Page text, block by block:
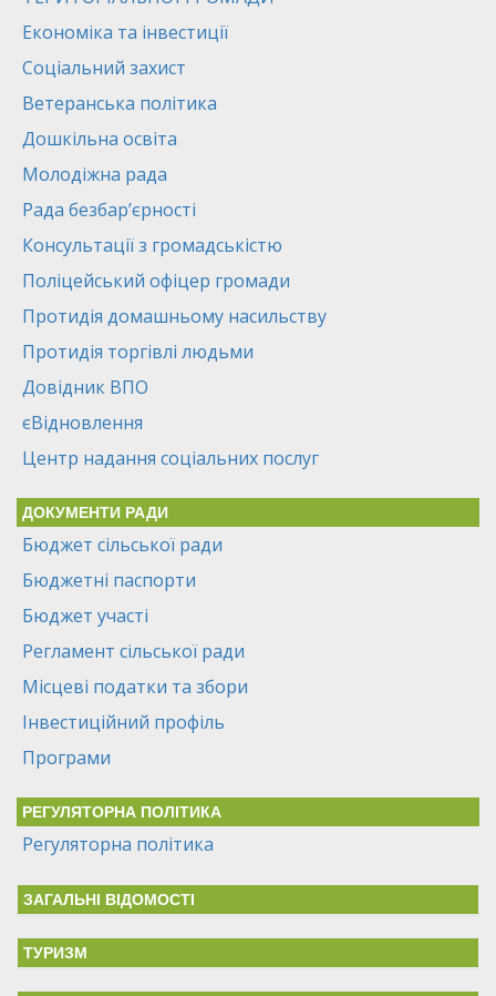
Економіка та інвестиції
Соціальний захист
Ветеранська політика
Дошкільна освіта
Молодіжна рада
Рада безбар’єрності
Консультації з громадськістю
Поліцейський офіцер громади
Протидія домашньому насильству
Протидія торгівлі людьми
Довідник ВПО
єВідновлення
Центр надання соціальних послуг
ДОКУМЕНТИ РАДИ
Бюджет сільської ради
Бюджетні паспорти
Бюджет участі
Регламент сільської ради
Місцеві податки та збори
Інвестиційний профіль
Програми
РЕГУЛЯТОРНА ПОЛІТИКА
Регуляторна політика
ЗАГАЛЬНІ ВІДОМОСТІ
ТУРИЗМ